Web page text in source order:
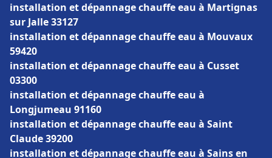
installation et dépannage chauffe eau à Martignas
sur Jalle 33127
installation et dépannage chauffe eau à Mouvaux
59420
installation et dépannage chauffe eau à Cusset
03300
installation et dépannage chauffe eau à
Longjumeau 91160
installation et dépannage chauffe eau à Saint
Claude 39200
installation et dépannage chauffe eau à Sains en